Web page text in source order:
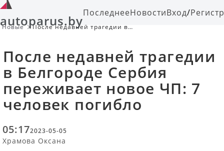
autoparus.byПоследнееНовостиВход/
Новые
После недавней трагедии в
После недавней трагедии
в Белгороде Сербия
переживает новое ЧП: 7
человек погибло
05:172023-05-05
Храмова Оксана